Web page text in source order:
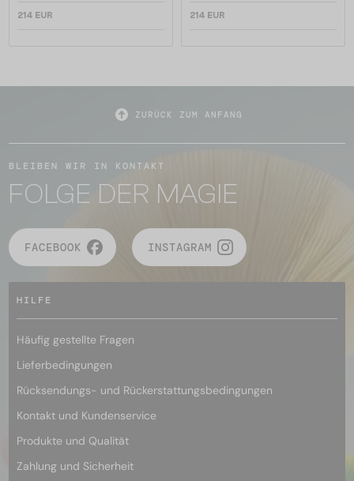
214 EUR 214 EUR
ZURÜCK ZUM ANFANG
BLEIBEN WIR IN KONTAKT
FOLGE DER MAGIE
FACEBOOK INSTAGRAM
HILFE
Häufig gestellte Fragen
Lieferbedingungen
Rücksendungs- und Rückerstattungsbedingungen
Kontakt und Kundenservice
Produkte und Qualität
Zahlung und Sicherheit